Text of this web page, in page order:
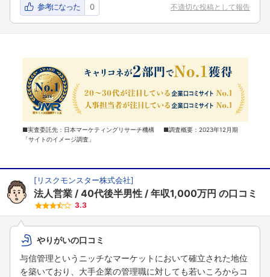
参考になった 0 不適切な投稿として報告
■実査委託先：日本マーケティングリサーチ機構 ■調査概要：2023年12月期
「サイトのイメージ調査」
[リスクモンスター株式会社]
法人営業 40代後半男性 年収1,000万円 の口コミ
3.3
やりがいの口コミ
与信管理というニッチなマーケットにおいて確立された地位
を築いており、大手企業の管理職に対しても若いころからコ